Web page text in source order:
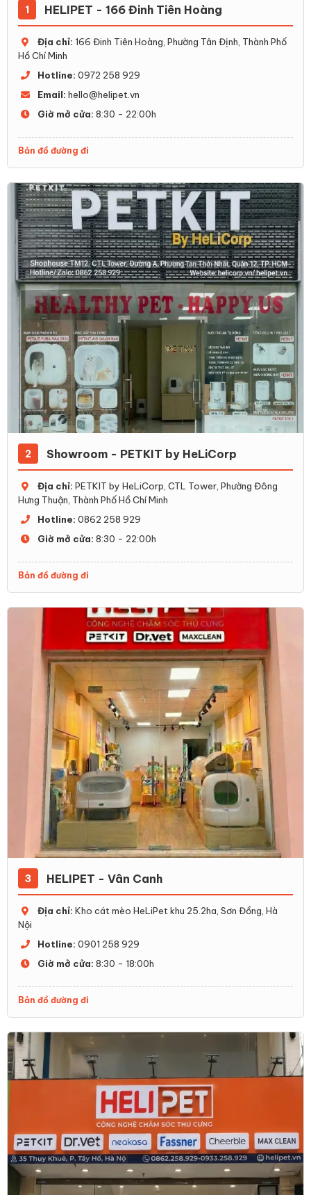
1 HELIPET - 166 Đinh Tiên Hoàng
Địa chỉ: 166 Đinh Tiên Hoàng, Phường Tân Định, Thành Phố
Hồ Chí Minh
Hotline: 0972 258 929
Email: hello@helipet.vn
Giờ mở cửa: 8:30 - 22:00h
Bản đồ đường đi
2 Showroom - PETKIT by HeLiCorp
Địa chỉ: PETKIT by HeLiCorp, CTL Tower, Phường Đông
Hưng Thuận, Thành Phố Hồ Chí Minh
Hotline: 0862 258 929
Giờ mở cửa: 8:30 - 22:00h
Bản đồ đường đi
3 HELIPET - Vân Canh
Địa chỉ: Kho cát mèo HeLiPet khu 25.2ha, Sơn Đồng, Hà
Nội
Hotline: 0901 258 929
Giờ mở cửa: 8:30 - 18:00h
Bản đồ đường đi